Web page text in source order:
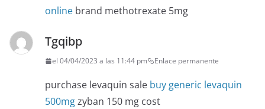
online brand methotrexate 5mg
Tgqibp
el 04/04/2023 a las 11:44 pm Enlace permanente
purchase levaquin sale buy generic levaquin
500mgzyban 150 mg cost